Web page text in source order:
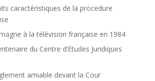
caractéristiques de la procedure
à la télévision française en 1984
du Centre d’Etudes Juridiques
amiable devant la Cour